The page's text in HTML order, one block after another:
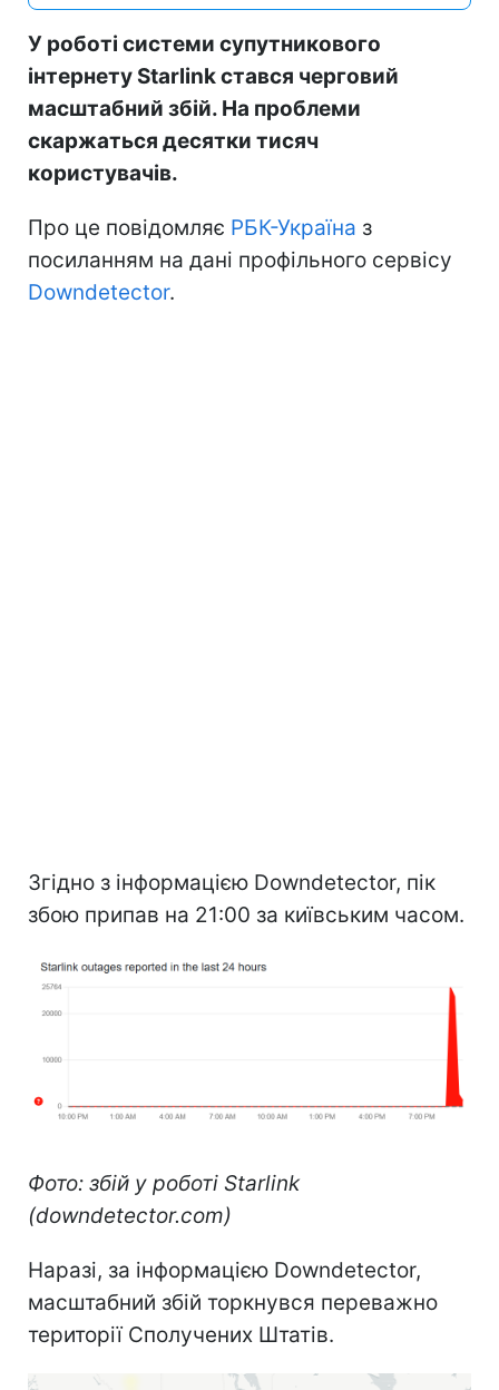
У роботі системи супутникового
інтернету Starlink стався черговий
масштабний збій. На проблеми
скаржаться десятки тисяч
користувачів.
Про це повідомляє РБК-Україна з
посиланням на дані профільного сервісу
Downdetector.
Згідно з інформацією Downdetector, пік
збою припав на 21:00 за київським часом.
Фото: збій у роботі Starlink
(downdetector.com)
Наразі, за інформацією Downdetector,
масштабний збій торкнувся переважно
території Сполучених Штатів.